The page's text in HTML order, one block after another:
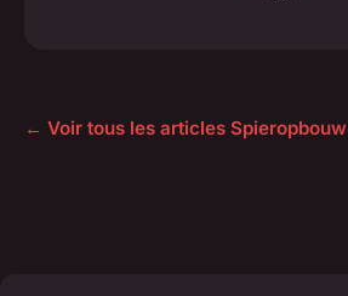
← Voir tous les articles Spieropbouw